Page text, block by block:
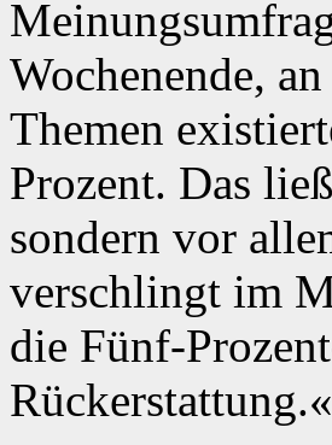
Wochenende,
Themen
Prozent. Das
sondern vor
verschlingt im
die Fünf-
Rückerstattung.«